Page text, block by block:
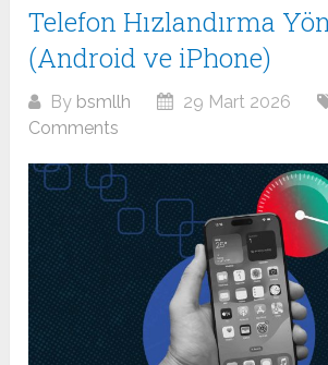
Telefon Hızlandırma
(Android ve iPhone)
By bsmllh 29 Mart 2026
Comments